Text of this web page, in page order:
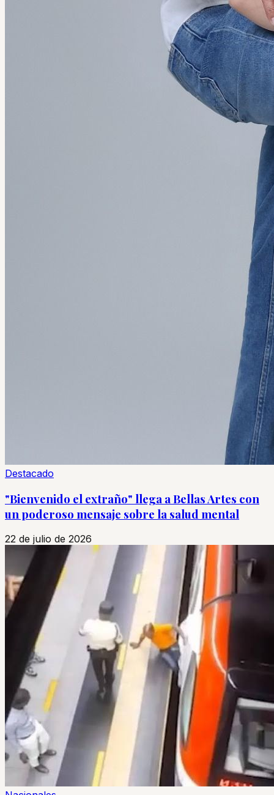
Destacado
"Bienvenido el extraño" llega a Bellas Artes con
un poderoso mensaje sobre la salud mental
22 de julio de 2026